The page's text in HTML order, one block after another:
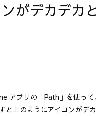
がデカデカ
アプリの「Path」を使っ
と上のようにアイコンがデ